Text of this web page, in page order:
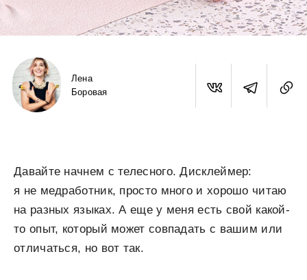
Лена
Боровая
Давайте начнем с телесного. Дисклеймер:
я не медработник, просто много и хорошо читаю
на разных языках. А еще у меня есть свой какой-
то опыт, который может совпадать с вашим или
отличаться, но вот так.